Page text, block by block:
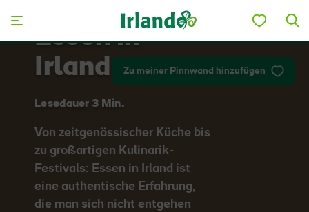
Zu meiner Pinnwand hinzufügen
Essen in
Irland
Lesedauer 3 Min.
Von zeitgenössischer Küche bis
zu großartigen Kulinarik-
Festivals: Essen in Irland ist
eine authentische Erfahrung,
die man sich nicht entgehen